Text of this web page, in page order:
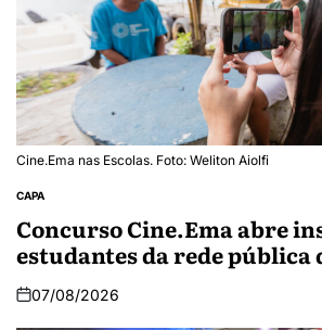
Cine.Ema nas Escolas. Foto: Weliton Aiolfi
CAPA
Concurso Cine.Ema abre
estudantes da rede pública
07/08/2026